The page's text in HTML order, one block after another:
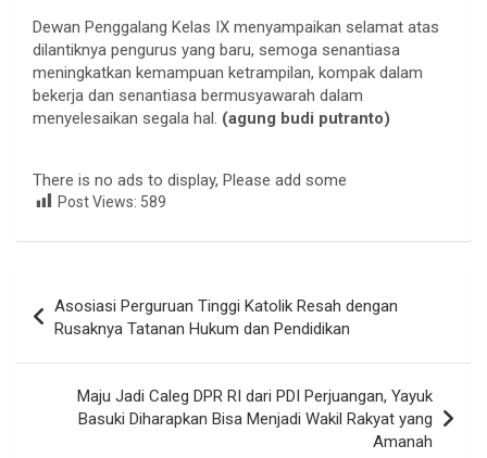
Dewan Penggalang Kelas IX menyampaikan selamat atas
dilantiknya pengurus yang baru, semoga senantiasa
meningkatkan kemampuan ketrampilan, kompak dalam
bekerja dan senantiasa bermusyawarah dalam
menyelesaikan segala hal. (agung budi putranto)
There is no ads to display, Please add some
Post Views: 589
pos
Asosiasi Perguruan Tinggi Katolik Resah dengan
Rusaknya Tatanan Hukum dan Pendidikan
Maju Jadi Caleg DPR RI dari PDI Perjuangan, Yayuk
Basuki Diharapkan Bisa Menjadi Wakil Rakyat yang
Amanah